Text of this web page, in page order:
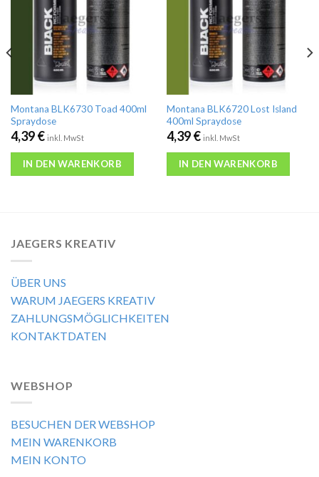
Montana BLK6730 Toad 400ml
Spraydose
4,39€ inkl. MwSt
IN DEN WARENKORB
Montana BLK6720 Lost Island
400ml Spraydose
4,39€ inkl. MwSt
IN DEN WARENKORB
JAEGERS KREATIV
ÜBER UNS
WARUM JAEGERS KREATIV
ZAHLUNGSMÖGLICHKEITEN
KONTAKTDATEN
WEBSHOP
BESUCHEN DER WEBSHOP
MEIN WARENKORB
MEIN KONTO